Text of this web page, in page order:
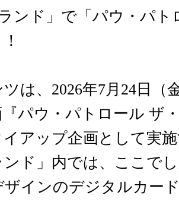
ンド」で「パウ・パト
は、2026年7月24日（
パウ・パトロール ザ
アップ企画として実
ンド」内では、ここで
ザインのデジタルカー